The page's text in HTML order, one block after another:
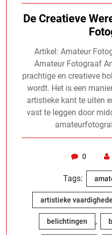
De Creatieve
Artikel: Amateur
Amateur Fotograaf
prachtige en creatieve
wordt. Het is een
artistieke kant te uiten
vast te leggen door
0
Tags:
artistieke
belichtingen ,